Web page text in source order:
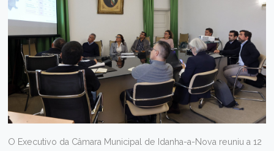
O Executivo da Câmara Municipal de Idanha-a-Nova reuniu a 12